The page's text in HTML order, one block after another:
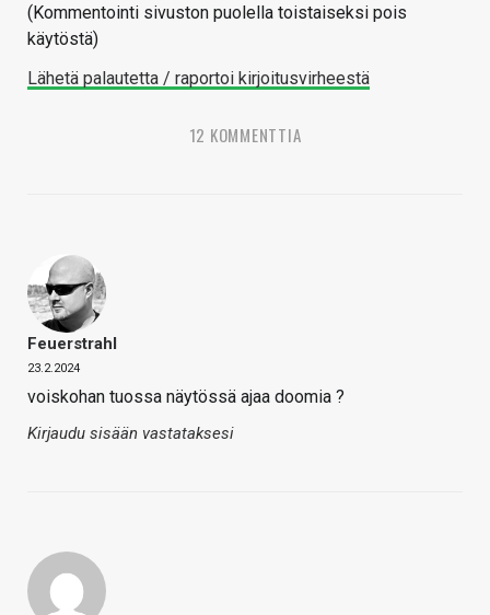
(Kommentointi sivuston puolella toistaiseksi pois
käytöstä)
Lähetä palautetta / raportoi kirjoitusvirheestä
12 KOMMENTTIA
Feuerstrahl
23.2.2024
voiskohan tuossa näytössä ajaa doomia ?
Kirjaudu sisään vastataksesi